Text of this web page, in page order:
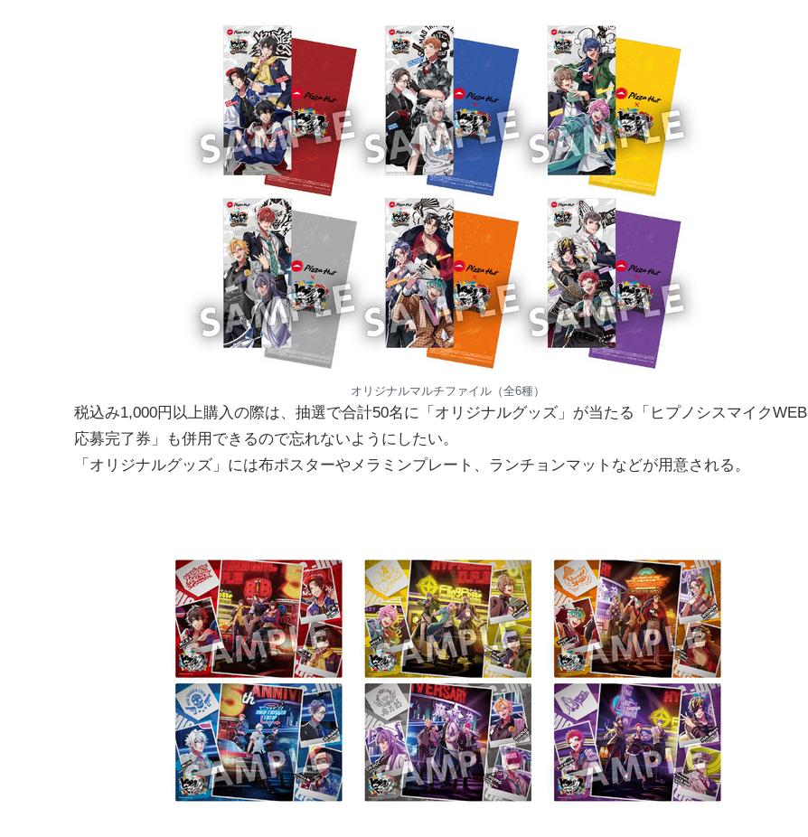
オリジナルマルチファイル（全6種）
税込み1,000円以上購入の際は、抽選で合計50名に「オリジナルグッズ」が当たる「ヒプノシスマイクWEB
応募完了券」も併用できるので忘れないようにしたい。
「オリジナルグッズ」には布ポスターやメラミンプレート、ランチョンマットなどが用意される。